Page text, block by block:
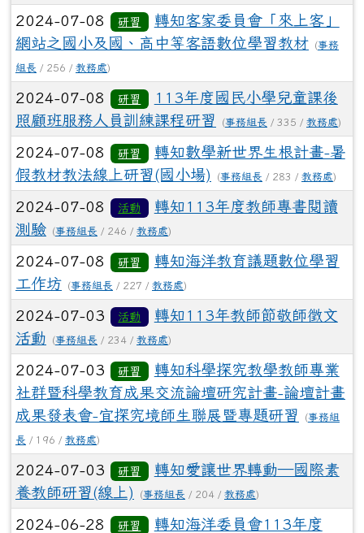
2024-07-08 研習
轉知客家委員會「來上客」
網站之國小及國、高中等客語數位學習教材
(事務
組長 / 256 / 教務處)
2024-07-08 研習
113年度國民小學兒童課後
照顧班服務人員訓練課程研習
(事務組長 / 335 / 教務處)
2024-07-08 研習
轉知數學新世界生根計畫-暑
假教材教法線上研習(國小場)
(事務組長 / 283 / 教務處)
2024-07-08 活動
轉知113年度教師專書閱讀
測驗
(事務組長 / 246 / 教務處)
2024-07-08 研習
轉知海洋教育議題數位學習
工作坊
(事務組長 / 227 / 教務處)
2024-07-03 活動
轉知113年教師節敬師徵文
活動
(事務組長 / 234 / 教務處)
2024-07-03 研習
轉知科學探究教學教師專業
社群暨科學教育成果交流論壇研究計畫-論壇計畫
成果發表會-宜探究境師生聯展暨專題研習
(事務組
長 / 196 / 教務處)
2024-07-03 研習
轉知愛讓世界轉動—國際素
養教師研習(線上)
(事務組長 / 204 / 教務處)
2024-06-28 研習
轉知海洋委員會113年度